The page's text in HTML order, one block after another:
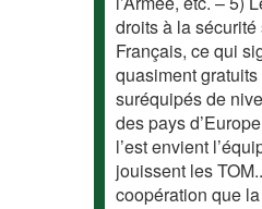
droits à la
Français, ce qui
quasiment
suréquipés de
des pays
l’est envient
jouissent les
coopération que